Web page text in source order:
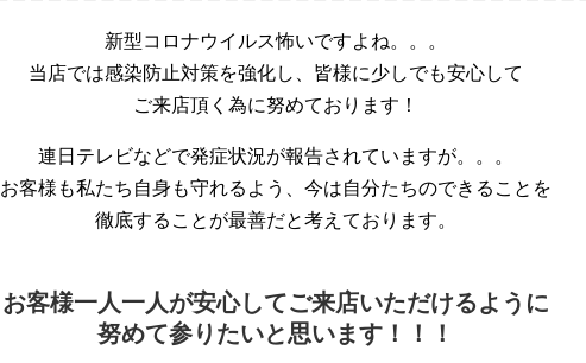
新型コロナウイルス怖いですよね。。。
当店では感染防止対策を強化し、皆様に少しでも安心して
ご来店頂く為に努めております！
連日テレビなどで発症状況が報告されていますが。。。
お客様も私たち自身も守れるよう、今は自分たちのできることを
徹底することが最善だと考えております。
お客様一人一人が安心してご来店いただけるように
努めて参りたいと思います！！！